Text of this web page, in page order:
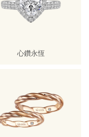
心鑽永恆